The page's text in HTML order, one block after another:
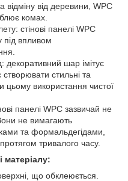
відміну від деревини, WPC
комах.
стінові панелі WPC
під впливом
декоративний шар імітує
стильні та
цьому використання чистої
панелі WPC зазвичай не
не вимагають
та формальдегідами,
тривалого часу.
матеріалу:
що обклеюється.